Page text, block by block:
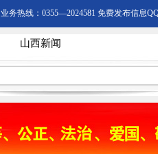
业务热线：0355—2024581 免费发布信息
山西新闻